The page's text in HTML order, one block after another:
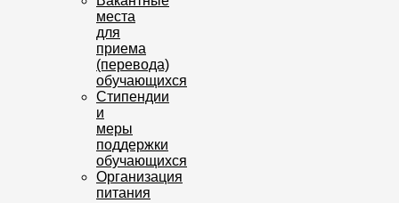
места
для
приема
(перевода)
обучающихся
Стипендии
и
меры
поддержки
обучающихся
Организация
питания